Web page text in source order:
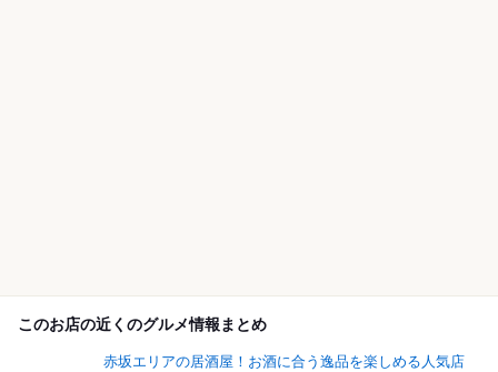
このお店の近くのグルメ情報まとめ
赤坂エリアの居酒屋！お酒に合う逸品を楽しめる人気店